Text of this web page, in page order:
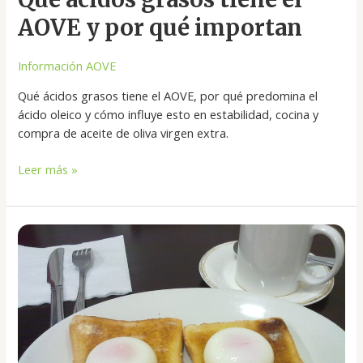
AOVE y por qué importan
Información AOVE
Qué ácidos grasos tiene el AOVE, por qué predomina el
ácido oleico y cómo influye esto en estabilidad, cocina y
compra de aceite de oliva virgen extra.
Leer más »
Cómo
hacer
huevos
confitados
con